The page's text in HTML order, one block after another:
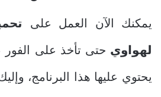
يمكنك الآن العمل على
لهواوي حتى تأخذ على الفور
يحتوي عليها هذا البرنامج،